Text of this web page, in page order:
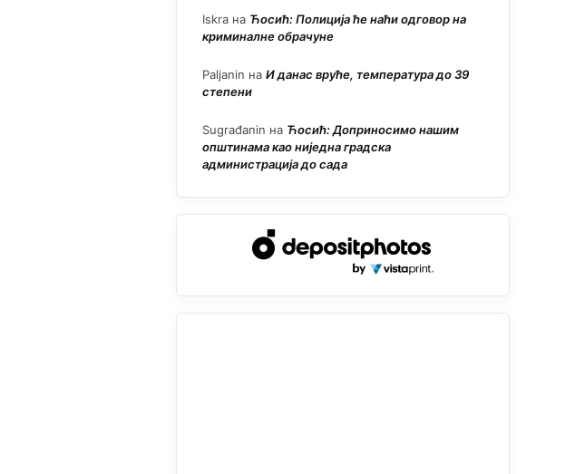
Iskra на Ћосић: Полиција ће наћи одговор на
криминалне обрачуне
Paljanin на И данас вруће, температура до 39
степени
Sugrađanin на Ћосић: Доприносимо нашим
општинама као ниједна градска
администрација до сада